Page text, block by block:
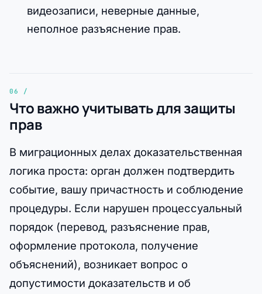
видеозаписи, неверные данные,
неполное разъяснение прав.
Что важно учитывать для защиты
прав
В миграционных делах доказательственная
логика проста: орган должен подтвердить
событие, вашу причастность и соблюдение
процедуры. Если нарушен процессуальный
порядок (перевод, разъяснение прав,
оформление протокола, получение
объяснений), возникает вопрос о
допустимости доказательств и об